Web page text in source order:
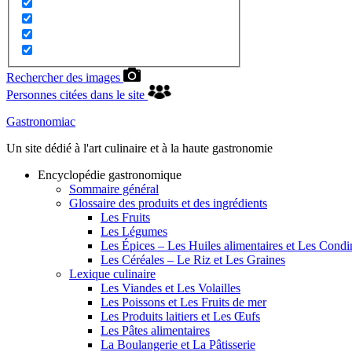
Rechercher des images
Personnes citées dans le site
Gastronomiac
Un site dédié à l'art culinaire et à la haute gastronomie
Encyclopédie gastronomique
Sommaire général
Glossaire des produits et des ingrédients
Les Fruits
Les Légumes
Les Épices – Les Huiles alimentaires et Les
Les Céréales – Le Riz et Les Graines
Lexique culinaire
Les Viandes et Les Volailles
Les Poissons et Les Fruits de mer
Les Produits laitiers et Les Œufs
Les Pâtes alimentaires
La Boulangerie et La Pâtisserie